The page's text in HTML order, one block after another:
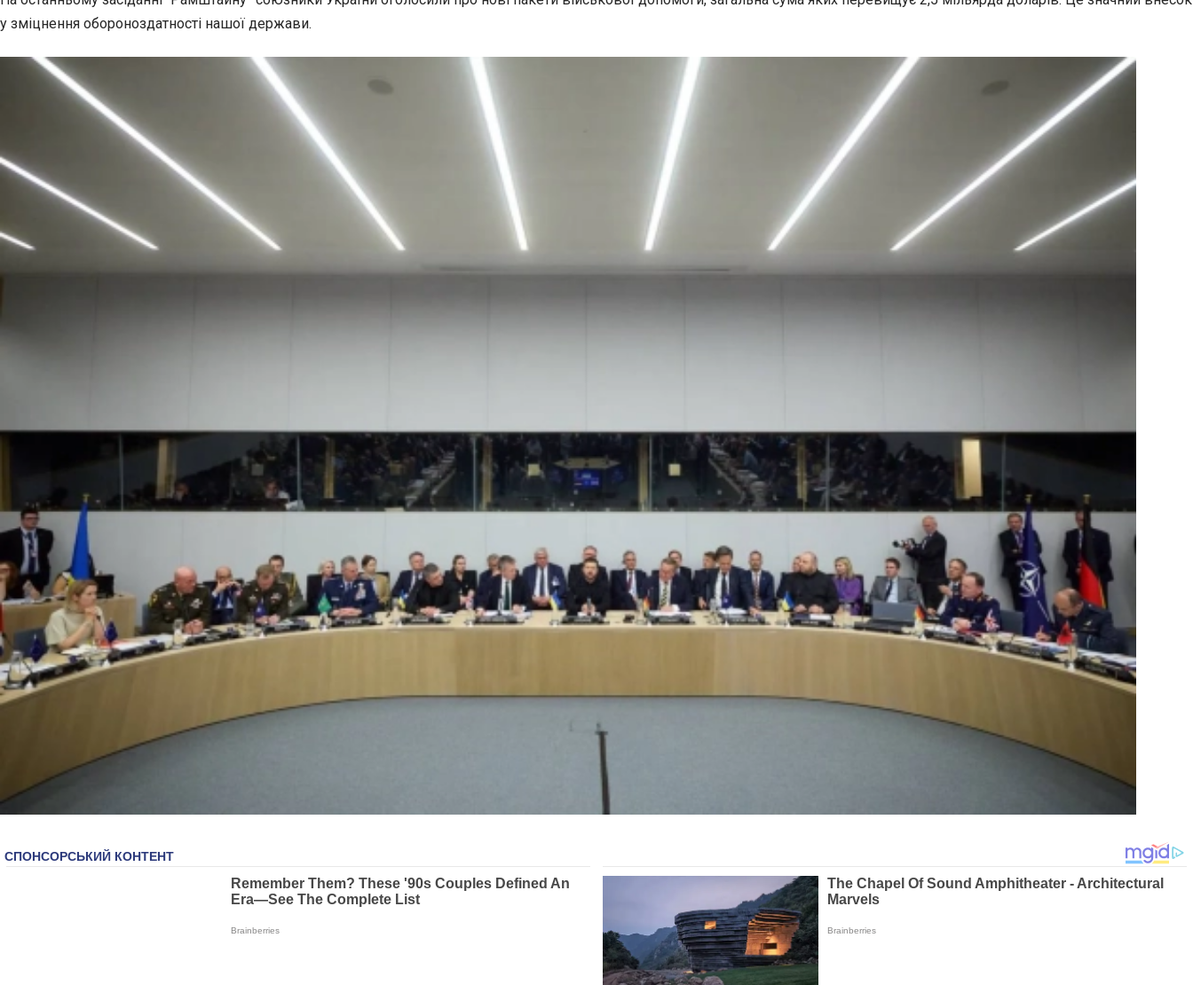
у зміцнення обороноздатності нашої держави.